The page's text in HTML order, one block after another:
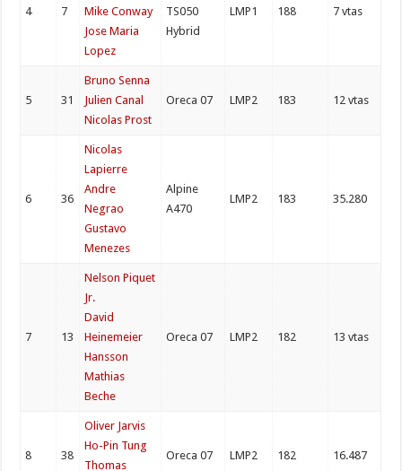
4 7
Mike Conway
Jose Maria
Lopez
TS050
Hybrid
LMP1 188 7 vtas
5 31
Bruno Senna
Julien Canal
Nicolas Prost
Oreca 07 LMP2 183 12 vtas
6 36
Nicolas
Lapierre
Andre
Negrao
Gustavo
Menezes
Alpine
A470
LMP2 183 35.280
7 13
Nelson Piquet
Jr.
David
Heinemeier
Hansson
Mathias
Beche
Oreca 07 LMP2 182 13 vtas
8 38
Oliver Jarvis
Ho-Pin Tung
Thomas
Oreca 07 LMP2 182 16.487